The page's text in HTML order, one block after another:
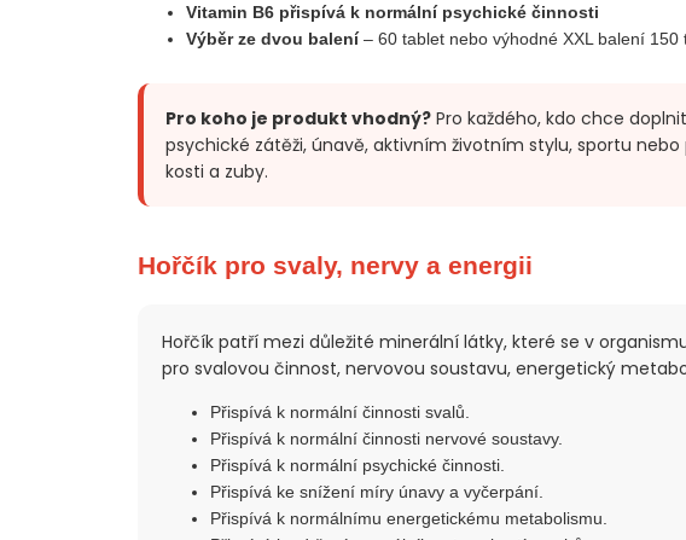
Vitamin B6 přispívá k normální psychické činnosti
Výběr ze dvou balení– 60 tablet nebo výhodné XXL balení 150
Pro koho je produkt vhodný? Pro každého, kdo chce
psychické zátěži, únavě, aktivním životním stylu, sportu
kosti a zuby.
Hořčík pro svaly, nervy a energii
Hořčík patří mezi důležité minerální látky, které se v
pro svalovou činnost, nervovou soustavu, energetický
Přispívá k normální činnosti svalů.
Přispívá k normální činnosti nervové soustavy.
Přispívá k normální psychické činnosti.
Přispívá ke snížení míry únavy a vyčerpání.
Přispívá k normálnímu energetickému metabolismu.